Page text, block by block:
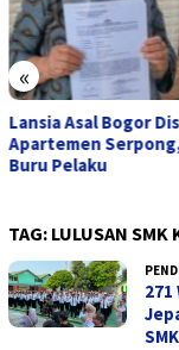
«
Lansia Asal Bogor
Apartemen
Buru Pelaku
TAG: LULUSAN SMK
SMK